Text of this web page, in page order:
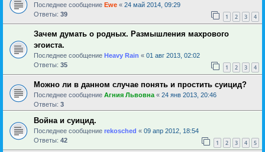
Последнее сообщение Ewe « 24 май 2014, 09:29
Ответы: 39 1 2 3 4
Зачем думать о родных. Размышления махрового
эгоиста.
Последнее сообщение Heavy Rain « 01 авг 2013, 02:02
Ответы: 35 1 2 3 4
Можно ли в данном случае понять и простить суицид?
Последнее сообщение Агния Львовна « 24 янв 2013, 20:46
Ответы: 3
Война и суицид.
Последнее сообщение rekosched « 09 апр 2012, 18:54
Ответы: 42 1 2 3 4 5